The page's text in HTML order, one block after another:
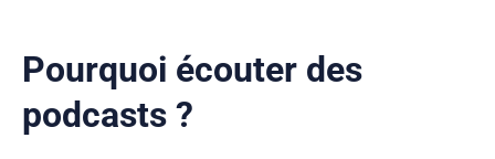
Pourquoi écouter des
podcasts ?